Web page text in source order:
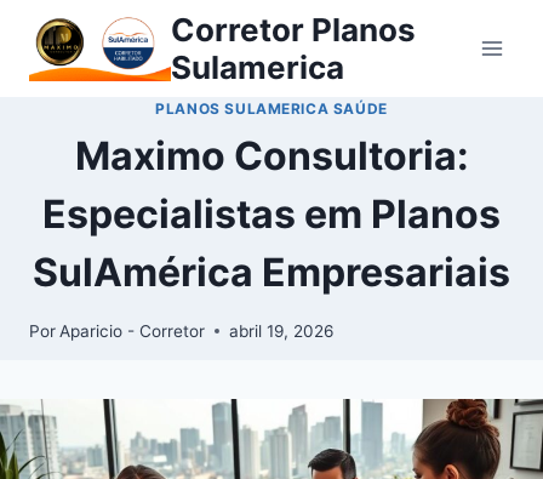
Corretor Planos
Sulamerica
PLANOS SULAMERICA SAÚDE
Maximo Consultoria:
Especialistas em Planos
SulAmérica Empresariais
Por Aparicio - Corretor abril 19, 2026